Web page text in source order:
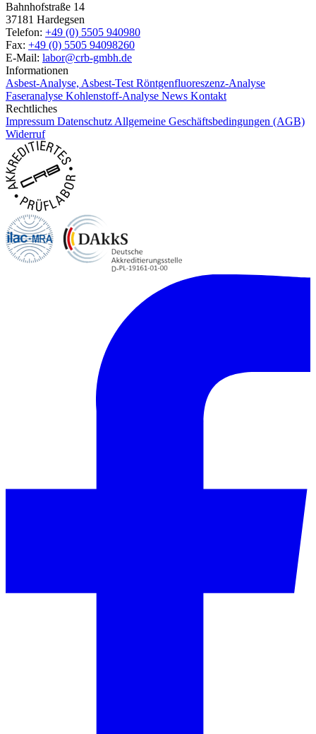
Bahnhofstraße 14
37181 Hardegsen
Telefon: +49 (0) 5505 940980
Fax: +49 (0) 5505 94098260
E-Mail: labor@crb-gmbh.de
Informationen
Asbest-Analyse, Asbest-Test Röntgenfluoreszenz-Analyse
Faseranalyse Kohlenstoff-Analyse News Kontakt
Rechtliches
Impressum Datenschutz Allgemeine Geschäftsbedingungen (AGB)
Widerruf